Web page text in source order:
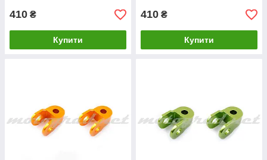
410 ₴
Купити
410 ₴
Купити